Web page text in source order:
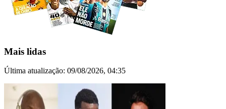
Mais lidas
Última atualização: 09/08/2026, 04:35